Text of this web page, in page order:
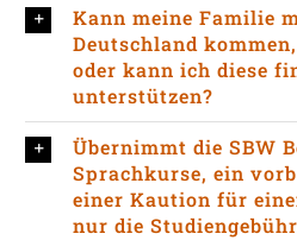
Kann meine Familie
Deutschland
oder kann ich diese
unterstützen?
Übernimmt die SBW
Sprachkurse, ein
einer Kaution für
nur die